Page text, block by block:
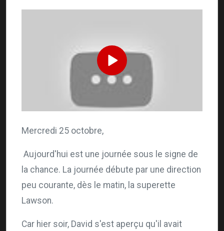
Mercredi 25 octobre,
Aujourd'hui est une journée sous le signe de
la chance. La journée débute par une direction
peu courante, dès le matin, la superette
Lawson.
Car hier soir, David s'est aperçu qu'il avait